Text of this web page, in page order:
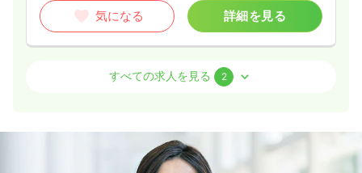
気になる 詳細を見る
正看護師 / 管理職
賞与24.0万円
すべての求人を見る 2